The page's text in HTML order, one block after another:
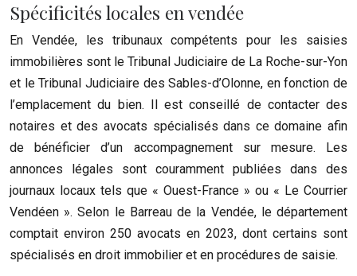
Spécificités locales en vendée
En Vendée, les tribunaux compétents pour les saisies
immobilières sont le Tribunal Judiciaire de La Roche-sur-Yon
et le Tribunal Judiciaire des Sables-d’Olonne, en fonction de
l’emplacement du bien. Il est conseillé de contacter des
notaires et des avocats spécialisés dans ce domaine afin
de bénéficier d’un accompagnement sur mesure. Les
annonces légales sont couramment publiées dans des
journaux locaux tels que « Ouest-France » ou « Le Courrier
Vendéen ». Selon le Barreau de la Vendée, le département
comptait environ 250 avocats en 2023, dont certains sont
spécialisés en droit immobilier et en procédures de saisie.